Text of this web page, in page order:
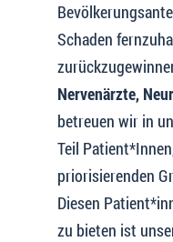
Schaden
Nervenärzte,
betreuen wir in
Teil
priorisierenden
Diesen
zu bieten ist